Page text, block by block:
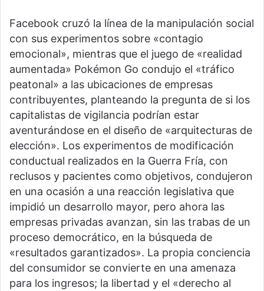
Facebook cruzó la línea de la manipulación social
con sus experimentos sobre «contagio
emocional», mientras que el juego de «realidad
aumentada» Pokémon Go condujo el «tráfico
peatonal» a las ubicaciones de empresas
contribuyentes, planteando la pregunta de si los
capitalistas de vigilancia podrían estar
aventurándose en el diseño de «arquitecturas de
elección». Los experimentos de modificación
conductual realizados en la Guerra Fría, con
reclusos y pacientes como objetivos, condujeron
en una ocasión a una reacción legislativa que
impidió un desarrollo mayor, pero ahora las
empresas privadas avanzan, sin las trabas de un
proceso democrático, en la búsqueda de
«resultados garantizados». La propia conciencia
del consumidor se convierte en una amenaza
para los ingresos; la libertad y el «derecho al